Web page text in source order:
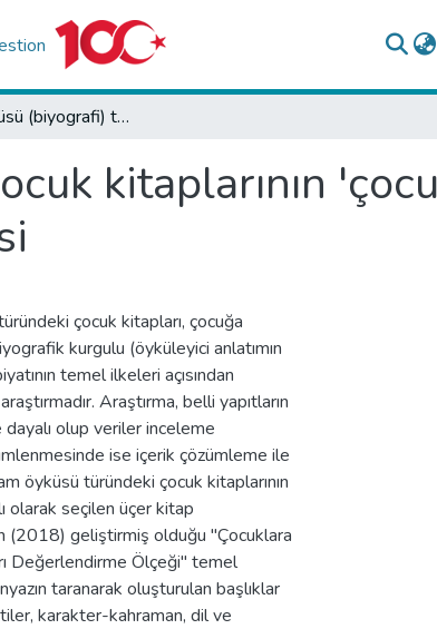
Yaşam öyküsü (biyografi) türündeki çocuk kitaplarının 'çocuğa görelik' ilkesi bakımından incelenmesi
kitaplarının
çocuk kitapları, çocuğa
kurgulu (öyküleyici anlatımın
temel ilkeleri açısından
Araştırma, belli yapıtların
olup veriler inceleme
ise içerik çözümleme ile
öyküsü türündeki çocuk kitaplarının
olarak seçilen üçer kitap
(2018) geliştirmiş olduğu "Çocuklara
Değerlendirme Ölçeği" temel
taranarak oluşturulan başlıklar
karakter-kahraman, dil ve